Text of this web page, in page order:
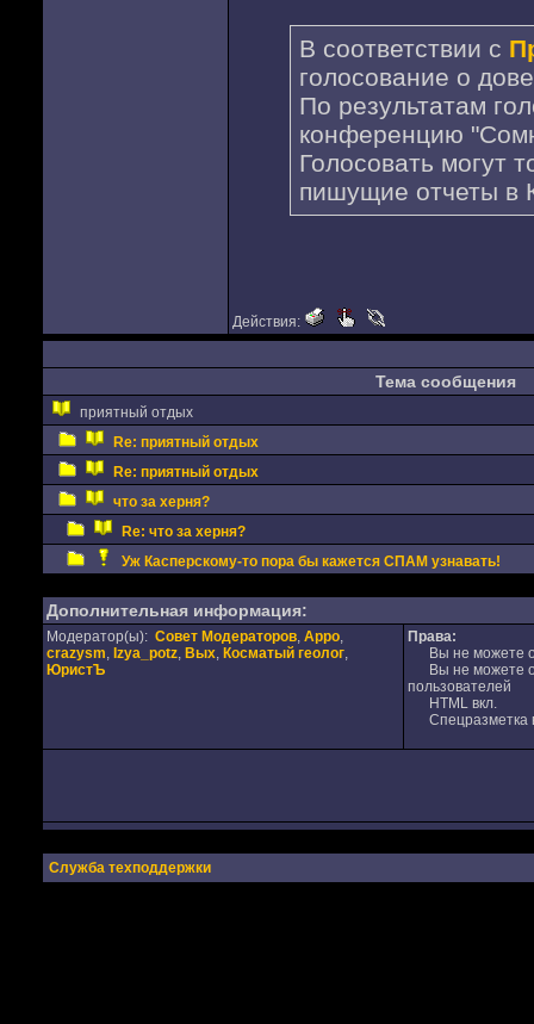
В соответствии с
голосование о
По результатам
конференцию
Голосовать могут
пишущие отчеты в
Действия:
Тема сообщения
приятный отдых
Re: приятный отдых
Re: приятный отдых
что за херня?
Re: что за херня?
Уж Касперскому-то пора бы кажется СПАМ узнавать!
Дополнительная информация:
Модератор(ы): Совет Модераторов, Appo,
crazysm, Izya_potz, Вых, Косматый геолог,
ЮристЪ
Права:
Вы не можете
Вы не можете
пользователей
HTML вкл.
Спецразметка
Служба техподдержки